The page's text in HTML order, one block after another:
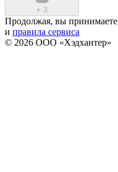
+ 3
Продолжая, вы принимаете
и правила сервиса
© 2026 ООО «Хэдхантер»